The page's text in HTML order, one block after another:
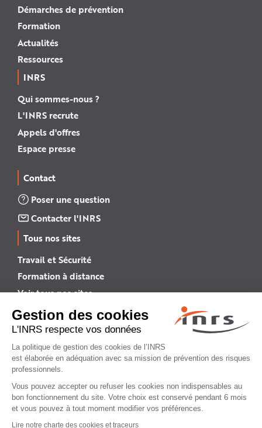
Démarches de prévention
Formation
Actualités
Ressources
INRS
Qui sommes-nous ?
L'INRS recrute
Appels d'offres
Espace presse
Contact
Poser une question
Contacter l'INRS
Tous nos sites
Travail et Sécurité
Formation à distance
Voir tous nos sites →
INRS English
INRS (english version)
Plan du site
Mentions légales
Politique de confidentialité